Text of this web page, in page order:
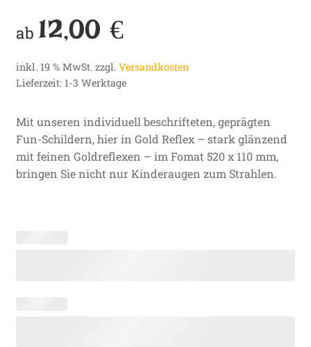
d
e
ab 12,00 €
inkl. 19 % MwSt. zzgl. Versandkosten
Lieferzeit: 1-3 Werktage
Mit unseren individuell beschrifteten, geprägten
Fun-Schildern, hier in Gold Reflex – stark glänzend
mit feinen Goldreflexen – im Fomat 520 x 110 mm,
bringen Sie nicht nur Kinderaugen zum Strahlen.